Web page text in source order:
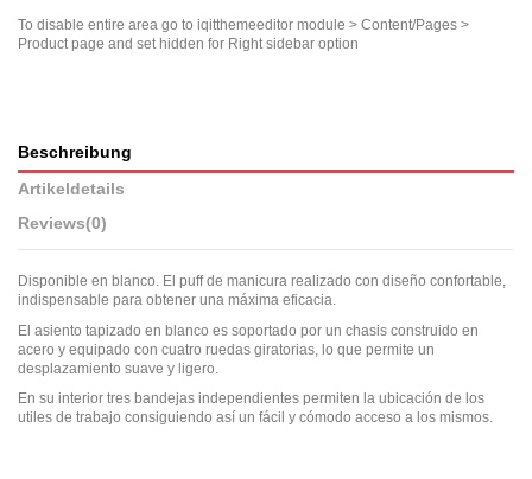
To disable entire area go to iqitthemeeditor module > Content/Pages >
Product page and set hidden for Right sidebar option
Beschreibung
Artikeldetails
Reviews(0)
Disponible en blanco. El puff de manicura realizado con diseño confortable,
indispensable para obtener una máxima eficacia.
El asiento tapizado en blanco es soportado por un chasis construido en
acero y equipado con cuatro ruedas giratorias, lo que permite un
desplazamiento suave y ligero.
En su interior tres bandejas independientes permiten la ubicación de los
utiles de trabajo consiguiendo así un fácil y cómodo acceso a los mismos.